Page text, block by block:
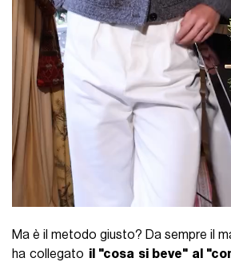
Ma è il metodo giusto? Da sempre il
ha collegato il "cosa si beve" al